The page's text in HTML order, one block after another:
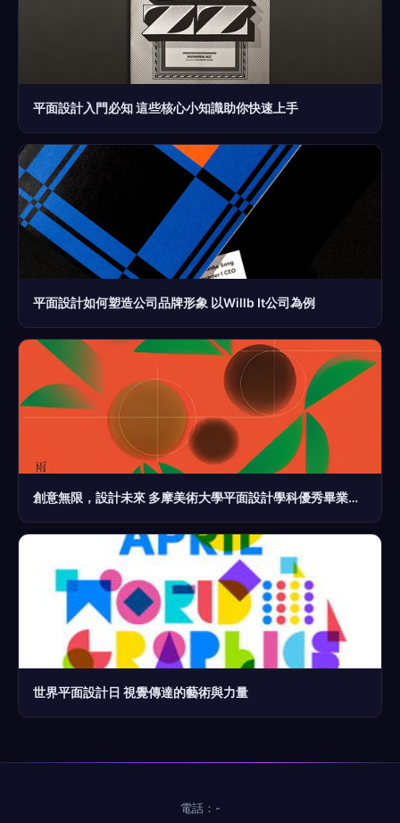
平面設計入門必知 這些核心小知識助你快速上手
平面設計如何塑造公司品牌形象 以Willb It公司為例
創意無限，設計未來 多摩美術大學平面設計學科優秀畢業作品深度解析
世界平面設計日 視覺傳達的藝術與力量
電話：-